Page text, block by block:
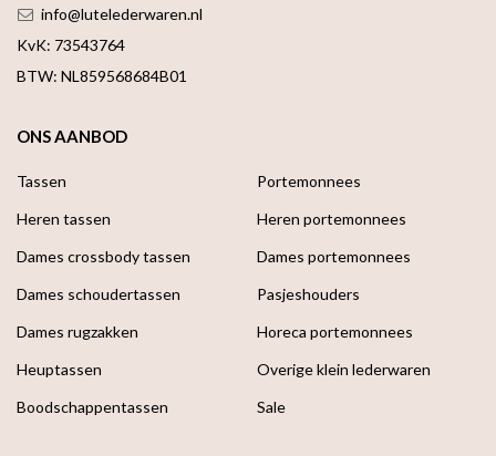
info@lutelederwaren.nl
KvK: 73543764
BTW: NL859568684B01
ONS AANBOD
Tassen
Heren tassen
Dames crossbody tassen
Dames schoudertassen
Dames rugzakken
Heuptassen
Boodschappen­tassen
Portemonnees
Heren portemonnees
Dames portemonnees
Pasjeshouders
Horeca portemonnees
Overige klein lederwaren
Sale